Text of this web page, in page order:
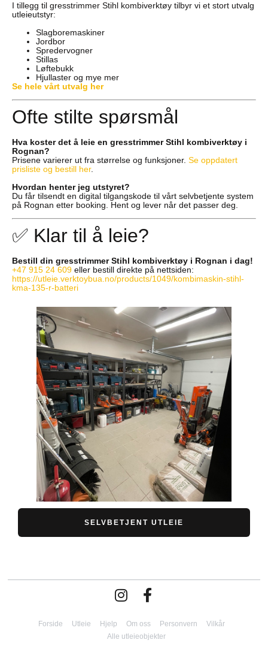
I tillegg til gresstrimmer Stihl kombiverktøy tilbyr vi et stort utvalg
utleieutstyr:
Slagboremaskiner
Jordbor
Spredervogner
Stillas
Løftebukk
Hjullaster og mye mer
Se hele vårt utvalg her
Ofte stilte spørsmål
Hva koster det å leie en gresstrimmer Stihl kombiverktøy i
Rognan?
Prisene varierer ut fra størrelse og funksjoner. Se oppdatert
prisliste og bestill her.
Hvordan henter jeg utstyret?
Du får tilsendt en digital tilgangskode til vårt selvbetjente system
på Rognan etter booking. Hent og lever når det passer deg.
✅ Klar til å leie?
Bestill din gresstrimmer Stihl kombiverktøy i Rognan i dag!
+47 915 24 609 eller bestill direkte på nettsiden:
https://utleie.verktoybua.no/products/1049/kombimaskin-stihl-
kma-135-r-batteri
SELVBETJENT UTLEIE
Forside Utleie Hjelp Om oss Personvern
Vilkår
Alle utleieobjekter